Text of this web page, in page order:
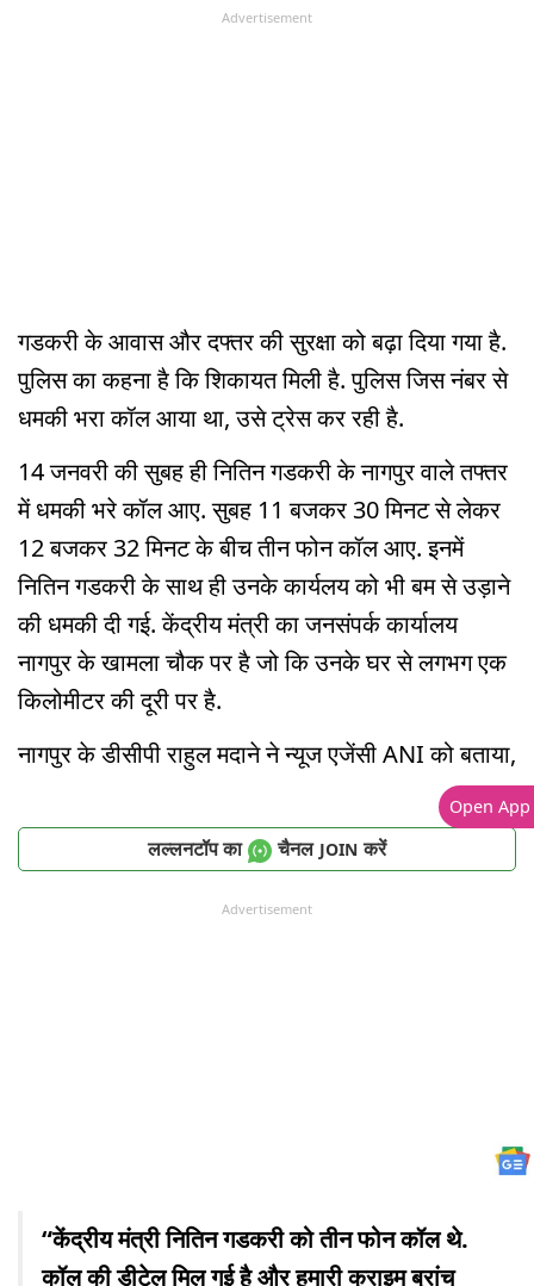
Advertisement
गडकरी के आवास और दफ्तर की सुरक्षा को बढ़ा दिया गया है.
पुलिस का कहना है कि शिकायत मिली है. पुलिस जिस नंबर से
धमकी भरा कॉल आया था, उसे ट्रेस कर रही है.
14 जनवरी की सुबह ही नितिन गडकरी के नागपुर वाले तफ्तर
में धमकी भरे कॉल आए. सुबह 11 बजकर 30 मिनट से लेकर
12 बजकर 32 मिनट के बीच तीन फोन कॉल आए. इनमें
नितिन गडकरी के साथ ही उनके कार्यलय को भी बम से उड़ाने
की धमकी दी गई. केंद्रीय मंत्री का जनसंपर्क कार्यालय
नागपुर के खामला चौक पर है जो कि उनके घर से लगभग एक
किलोमीटर की दूरी पर है.
नागपुर के डीसीपी राहुल मदाने ने न्यूज एजेंसी ANI को बताया,
लल्लनटॉप का चैनल JOIN करें
Advertisement
“केंद्रीय मंत्री नितिन गडकरी को तीन फोन कॉल थे.
कॉल की डीटेल मिल गई है और हमारी क्राइम ब्रांच
Open App